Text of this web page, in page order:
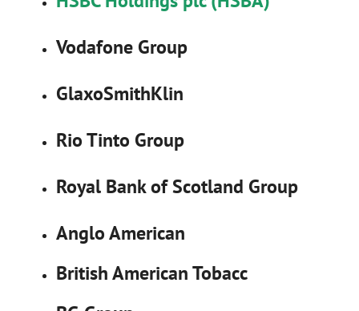
Vodafone Group
GlaxoSmithKlin
Rio Tinto Group
Royal Bank of Scotland Group
Anglo American
British American Tobacc